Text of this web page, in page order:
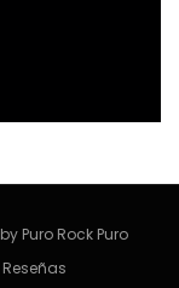
Puro Rock Puro
Reseñas